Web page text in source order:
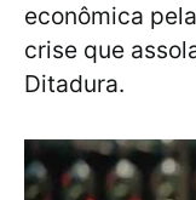
econômica
crise que
Ditadura.